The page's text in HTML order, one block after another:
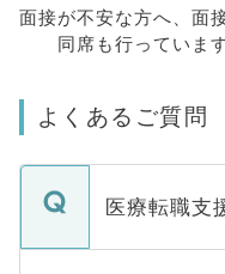
面接が不安な方へ、 面
同席も行っていま
よくあるご質問
医療転職支